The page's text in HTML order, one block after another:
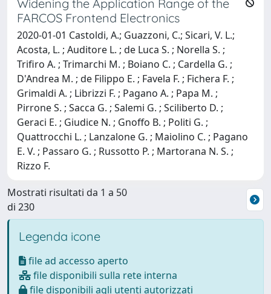
Widening the Application Range of the
FARCOS Frontend Electronics
2020-01-01 Castoldi, A.; Guazzoni, C.; Sicari, V. L.;
Acosta, L. ; Auditore L. ; de Luca S. ; Norella S. ;
Trifiro A. ; Trimarchi M. ; Boiano C. ; Cardella G. ;
D'Andrea M. ; de Filippo E. ; Favela F. ; Fichera F. ;
Grimaldi A. ; Librizzi F. ; Pagano A. ; Papa M. ;
Pirrone S. ; Sacca G. ; Salemi G. ; Sciliberto D. ;
Geraci E. ; Giudice N. ; Gnoffo B. ; Politi G. ;
Quattrocchi L. ; Lanzalone G. ; Maiolino C. ; Pagano
E. V. ; Passaro G. ; Russotto P. ; Martorana N. S. ;
Rizzo F.
Mostrati risultati da 1 a 50
di 230
Legenda icone
file ad accesso aperto
file disponibili sulla rete interna
file disponibili agli utenti autorizzati